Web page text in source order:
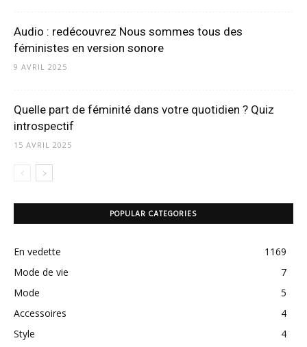
Audio : redécouvrez Nous sommes tous des
féministes en version sonore
9 AVRIL 2025
Quelle part de féminité dans votre quotidien ? Quiz
introspectif
15 AVRIL 2025
POPULAR CATEGORIES
En vedette
1169
Mode de vie
7
Mode
5
Accessoires
4
Style
4